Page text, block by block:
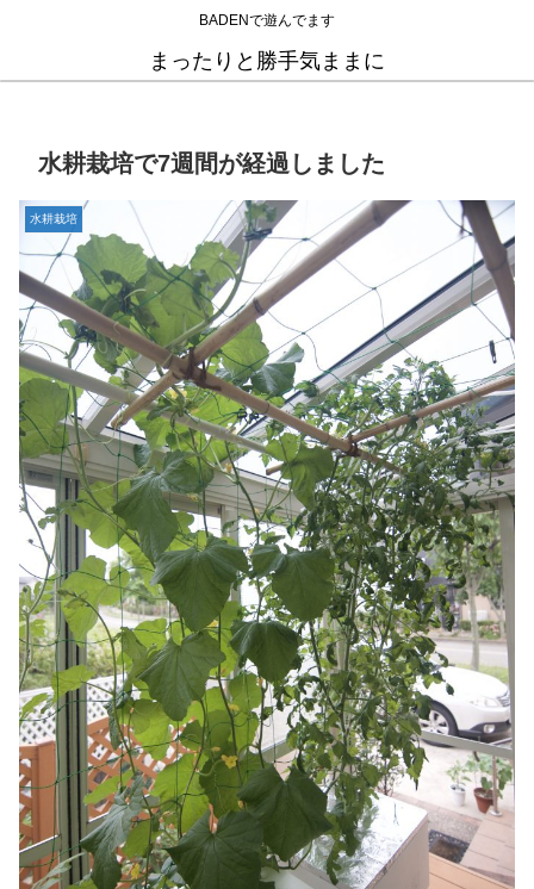
BADENで遊んでます
まったりと勝手気ままに
水耕栽培で7週間が経過しました
水耕栽培